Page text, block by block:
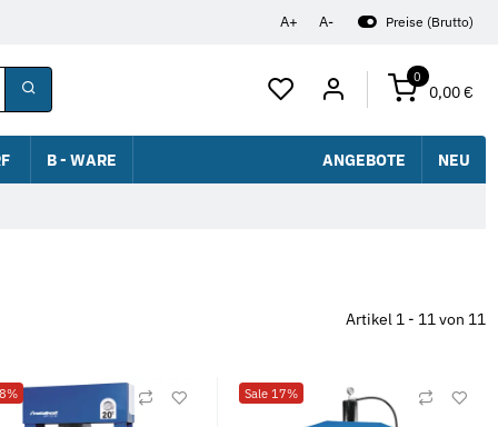
A+ A- Preise (Brutto)
0
0,00 €
B - WARE ANGEBOTE NEU
Artikel 1 - 11 von 11
Sale 17%